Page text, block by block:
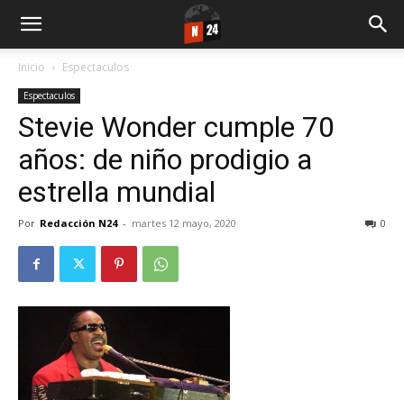
Inicio Espectaculos
Espectaculos
Stevie Wonder cumple 70
años: de niño prodigio a
estrella mundial
Por Redacción N24 - martes 12 mayo, 2020 0